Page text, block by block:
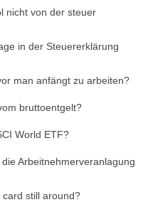
nicht von der steuer
in der Steuererklärung
man anfängt zu arbeiten?
bruttoentgelt?
World ETF?
Arbeitnehmerveranlagung
still around?